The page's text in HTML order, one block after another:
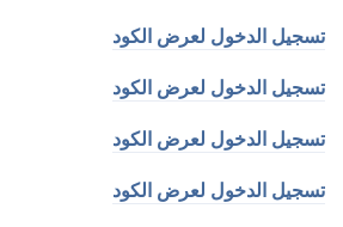
تسجيل الدخول لعرض الكود
تسجيل الدخول لعرض الكود
تسجيل الدخول لعرض الكود
تسجيل الدخول لعرض الكود